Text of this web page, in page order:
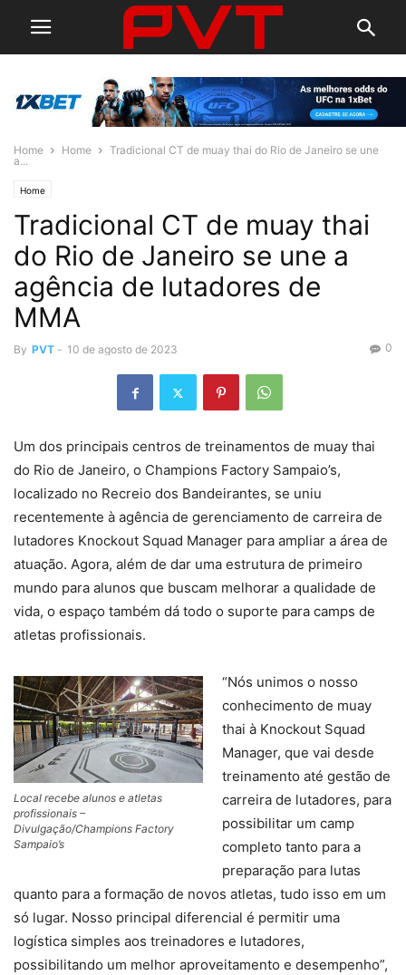
Home Home
Tradicional CT de muay thai do Rio de Janeiro se une
a...
Home
Tradicional CT de muay thai
do Rio de Janeiro se une a
agência de lutadores de
MMA
By PVT - 10 de agosto de 2023 0
Um dos principais centros de treinamentos de muay thai
do Rio de Janeiro, o Champions Factory Sampaio’s,
localizado no Recreio dos Bandeirantes, se uniu
recentemente à agência de gerenciamento de carreira de
lutadores Knockout Squad Manager para ampliar a área de
atuação. Agora, além de dar uma estrutura de primeiro
mundo para alunos que buscam melhorar a qualidade de
vida, o espaço também dá todo o suporte para camps de
atletas profissionais.
Local recebe alunos e atletas
profissionais –
Divulgação/Champions Factory
Sampaio’s
“Nós unimos o nosso
conhecimento de muay
thai à Knockout Squad
Manager, que vai desde
treinamento até gestão de
carreira de lutadores, para
possibilitar um camp
completo tanto para a
preparação para lutas
quanto para a formação de novos atletas, tudo isso em um
só lugar. Nosso principal diferencial é permitir uma
logística simples aos treinadores e lutadores,
possibilitando um melhor aproveitamento e desempenho”,